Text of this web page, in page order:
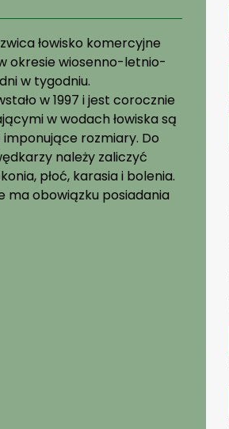
łowisko komercyjne
okresie wiosenno-letnio-
w tygodniu.
w 1997 i jest corocznie
w wodach łowiska są
rozmiary. Do
należy zaliczyć
płoć, karasia i bolenia.
ma obowiązku posiadania